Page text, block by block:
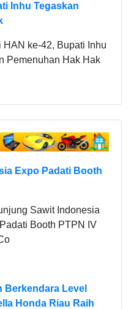
Inhu Tegaskan
HAN ke-42, Bupati Inhu
Pemenuhan Hak Hak
Expo Padati Booth
Sawit Indonesia
Booth PTPN IV
Berkendara Level
Honda Riau Raih